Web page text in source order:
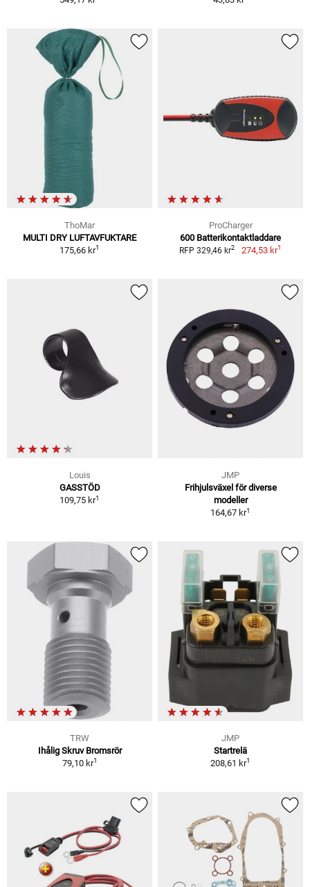
ThoMar
MULTI DRY LUFTAVFUKTARE
175,66 kr1
ProCharger
600 Batterikontaktladdare
RFP 329,46 kr2 274,53 kr1
Louis
GASSTÖD
109,75 kr1
JMP
Frihjulsväxel för diverse
modeller
164,67 kr1
TRW
Ihålig Skruv Bromsrör
79,10 kr1
JMP
Startrelä
208,61 kr1